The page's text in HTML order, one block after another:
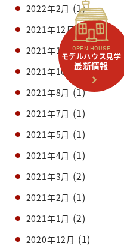
OPEN HOUSE
モデルハウス見学
最新情報
2022年2月 (1)
2021年12月(1)
2021年11月(1)
2021年10月(1)
2021年8月 (1)
2021年7月 (1)
2021年5月 (1)
2021年4月 (1)
2021年3月 (2)
2021年2月 (1)
2021年1月 (2)
2020年12月 (1)